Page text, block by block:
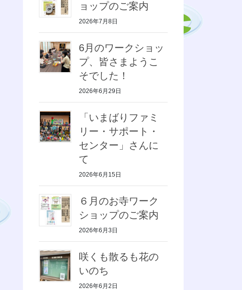
ョップのご案内
2026年7月8日
6月のワークショッ
プ、皆さまようこ
そでした！
2026年6月29日
「いまばりファミ
リー・サポート・
センター」さんに
て
2026年6月15日
６月のお寺ワーク
ショップのご案内
2026年6月3日
咲くも散るも花の
いのち
2026年6月2日